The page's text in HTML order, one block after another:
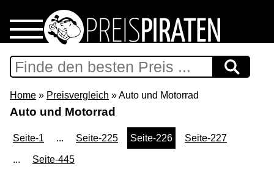
Home
Download
Preispiraten auf Facebook
Support & Newsletter
Home » Preisvergleich » Auto und Motorrad
Auto und Motorrad
Seite-1 ... Seite-225 Seite-226 Seite-227
... Seite-445